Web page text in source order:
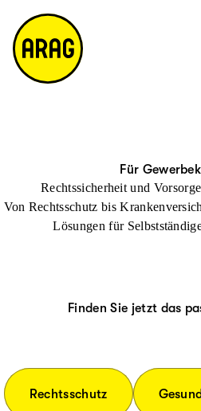
m
a
p
Für
Rechtssicherheit und
Von Rechtsschutz bis
Lösungen für
Finden Sie jetzt das
Rechtsschutz